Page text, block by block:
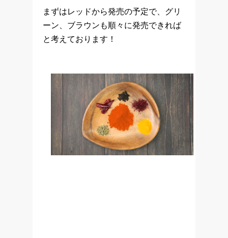
まずはレッドから発売の予定で、グリ
ーン、ブラウンも順々に発売できれば
と考えております！